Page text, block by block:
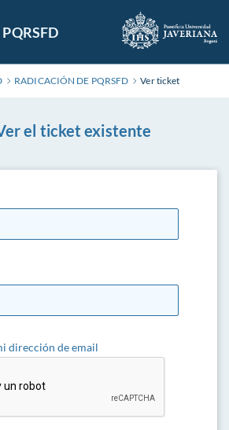
RADICACIÓN DE PQRSFD Ver ticket
el ticket existente
dirección de email